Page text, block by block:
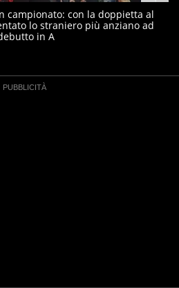
campionato: con la doppietta al
lo straniero più anziano ad
in A